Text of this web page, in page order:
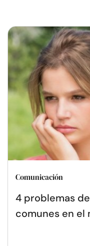
Comunicación
4 problemas
comunes en el